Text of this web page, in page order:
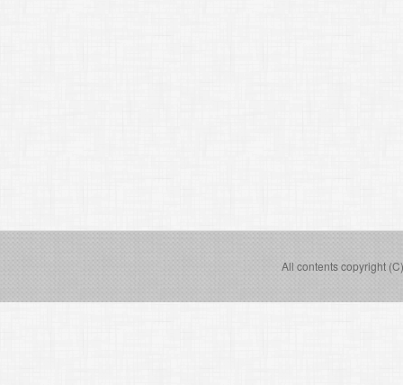
All contents copyright